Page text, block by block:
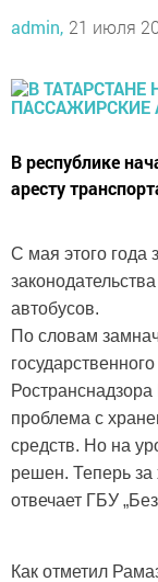
admin, 21 июля
В республике
аресту
С мая этого года
автобусов.
По словам
проблема с
средств. Но на
решен. Теперь за
отвечает ГБУ
Как отметил